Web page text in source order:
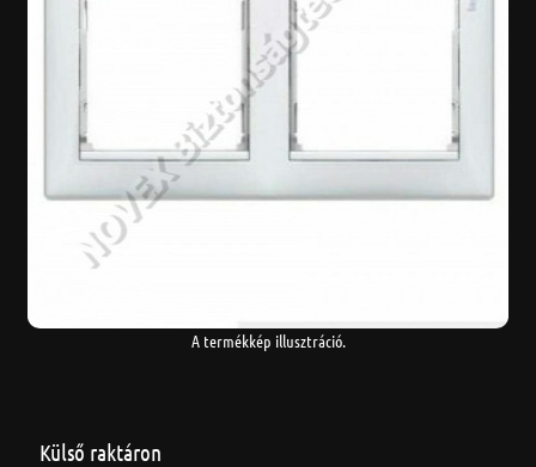
A termékkép illusztráció.
Külső raktáron